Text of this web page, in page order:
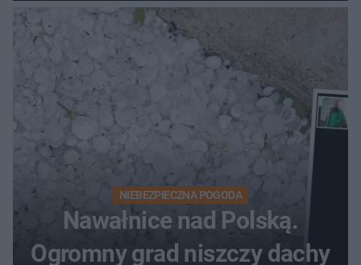
NIEBEZPIECZNA POGODA
Nawałnice nad Polską.
Ogromny grad niszczy dachy